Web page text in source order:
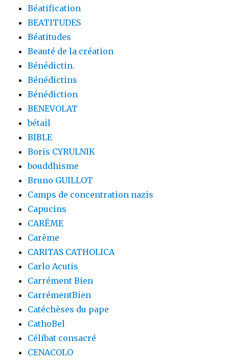
Béatification
BEATITUDES
Béatitudes
Beauté de la création
Bénédictin.
Bénédictins
Bénédiction
BENEVOLAT
bétail
BIBLE
Boris CYRULNIK
bouddhisme
Bruno GUILLOT
Camps de concentration nazis
Capucins
CARËME
Carême
CARITAS CATHOLICA
Carlo Acutis
Carrément Bien
CarrémentBien
Catéchèses du pape
CathoBel
Célibat consacré
CENACOLO